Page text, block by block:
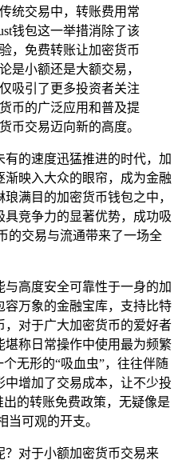
统交易中，转账费用常
钱包这一举措消除了该
，免费转账让加密货币
是小额还是大额交易，
吸引了更多投资者关注
币的广泛应用和普及提
币交易迈向新的高度。
的速度迅猛推进的时代，加
映入大众的眼帘，成为金融
满目的加密货币钱包之中，
具竞争力的显著优势，成功吸
的交易与流通带来了一场全
与高度安全可靠性于一身的加
万象的金融宝库，支持比特
对于广大加密货币的爱好者
称日常操作中使用最为频繁
无形的“吸血虫”，往往伴随
增加了交易成本，让不少投
出的转账免费政策，无疑像是
当可观的开支。
对于小额加密货币交易来